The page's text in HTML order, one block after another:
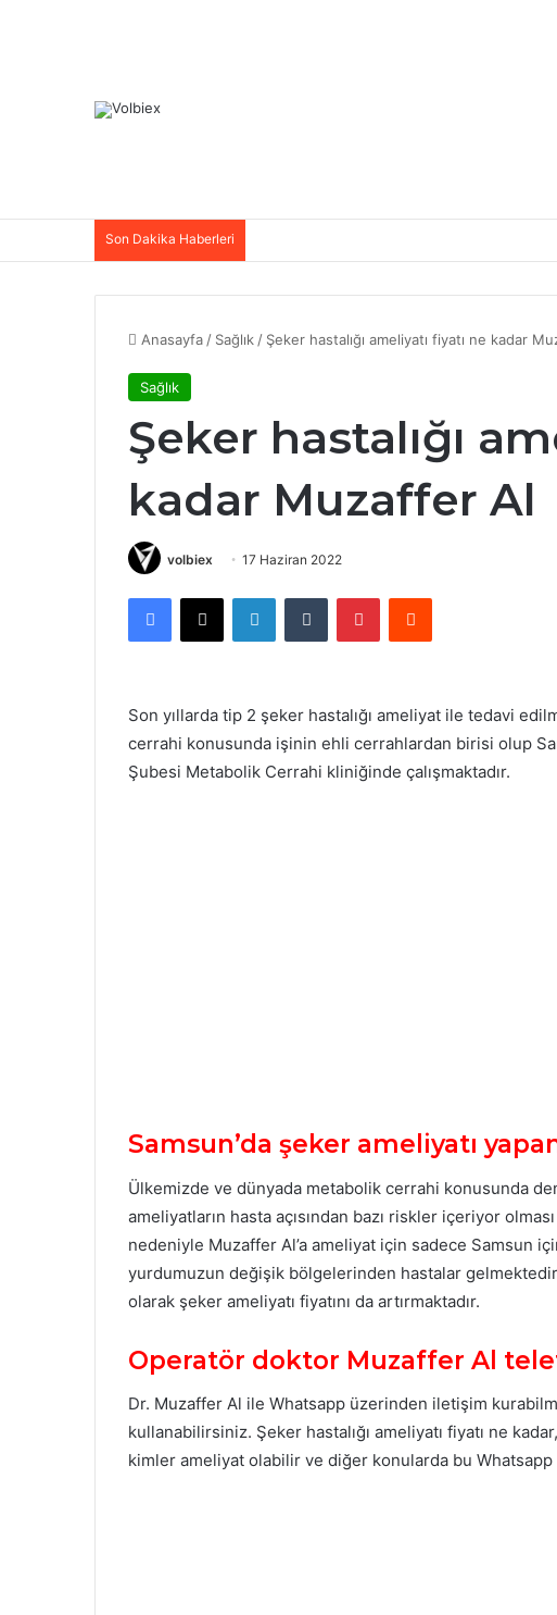
Son Dakika Haberleri
Anasayfa / Sağlık / Şeker hastalığı ameliyatı fiyatı ne kadar
Sağlık
Şeker hastalığı
kadar Muzaffer Al
volbiex 17 Haziran 2022
Facebook
X LinkedInTumblr PinterestReddit
Son yıllarda tip 2 şeker hastalığı ameliyat ile tedavi
cerrahi konusunda işinin ehli cerrahlardan birisi olup
Şubesi Metabolik Cerrahi kliniğinde çalışmaktadır.
Samsun’da şeker ameliyatı
Ülkemizde ve dünyada metabolik cerrahi konusunda
ameliyatların hasta açısından bazı riskler içeriyor
nedeniyle Muzaffer Al’a ameliyat için sadece Samsun
yurdumuzun değişik bölgelerinden hastalar
olarak şeker ameliyatı fiyatını da artırmaktadır.
Operatör doktor Muzaffer Al
Dr. Muzaffer Al ile Whatsapp üzerinden iletişim
kullanabilirsiniz. Şeker hastalığı ameliyatı fiyatı ne
kimler ameliyat olabilir ve diğer konularda bu